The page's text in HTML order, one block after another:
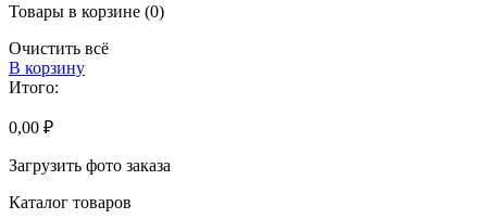
Товары в корзине (0)
Очистить всё
В корзину
Итого:
0,00 ₽
Загрузить фото заказа
Каталог товаров